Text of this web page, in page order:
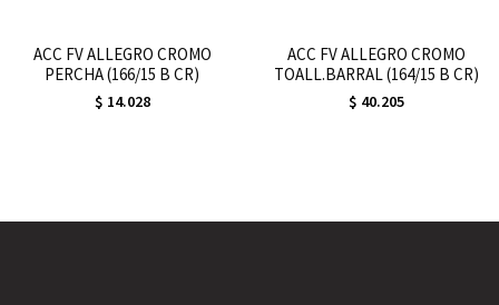
ACC FV ALLEGRO CROMO
PERCHA (166/15 B CR)
$ 14.028
ACC FV ALLEGRO CROMO
TOALL.BARRAL (164/15 B CR)
$ 40.205